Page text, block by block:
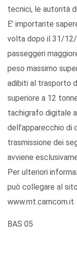
tecnici, le autorità
E’ importante
volta dopo il 31/
passeggeri
peso massimo
adibiti al trasporto
superiore a 12
tachigrafo digitale
dell’apparecchio
trasmissione dei
avviene
Per ulteriori
può collegare al
www.mt.camcom.it.
BAS 05